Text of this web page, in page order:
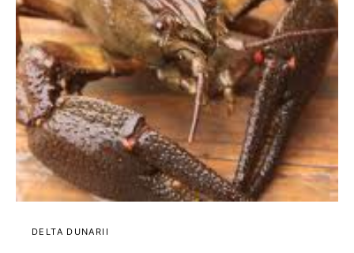
DELTA DUNARII